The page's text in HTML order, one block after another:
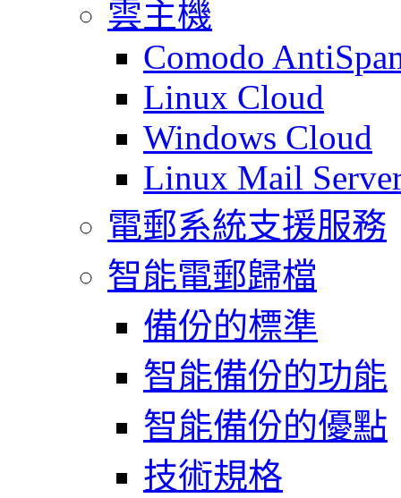
雲主機
Comodo
Linux Cloud
Windows Cloud
Linux Mail
電郵系統支援服務
智能電郵歸檔
備份的標準
智能備份的功能
智能備份的優點
技術規格